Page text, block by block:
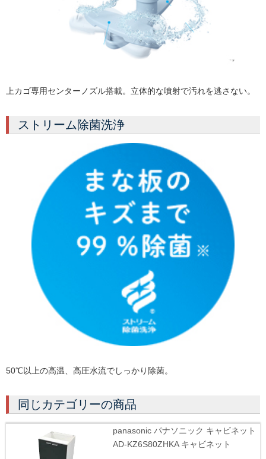
上カゴ専用センターノズル搭載。立体的な噴射で汚れを逃さない。
ストリーム除菌洗浄
50℃以上の高温、高圧水流でしっかり除菌。
同じカテゴリーの商品
panasonic パナソニック キャビネット
AD-KZ6S80ZHKA キャビネット